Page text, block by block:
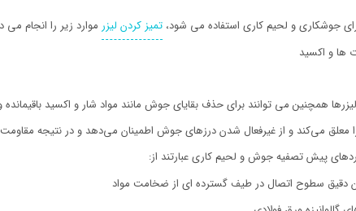
جوشکاری و لحیم کاری استفاده می شود، تمیز کردن لیزر موارد زیر را انجام می
ها و اکسید
همچنین می توانند برای حذف بقایای جوش مانند مواد شار و اکسید
را معلق می‌کند و از غیرفعال شدن درزهای جوش اطمینان می‌دهد و در نتیجه
پیش تصفیه جوش و لحیم کاری عبارتند از:
دقیق سطوح اتصال در طیف گسترده ای از ضخامت مواد